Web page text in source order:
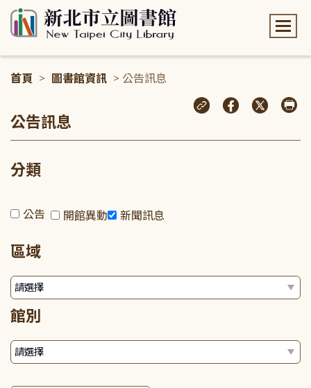
首頁 > 圖書館資訊 > 公告訊息
公告訊息
分類
公告 開館異動 新聞訊息
區域
館別